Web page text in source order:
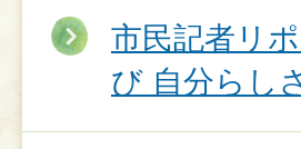
市民記者リ
び 自分らし